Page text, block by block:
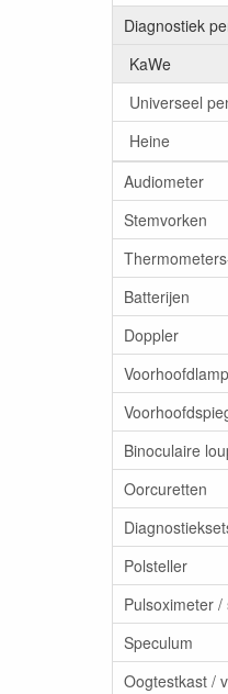
Diagnostiek
KaWe
Universeel
Heine
Audiometer
Stemvorken
Batterijen
Doppler
Voorhoofdlamp
Binoculaire
Oorcuretten
Polsteller
Pulsoximeter
Speculum
Oogtestkast /